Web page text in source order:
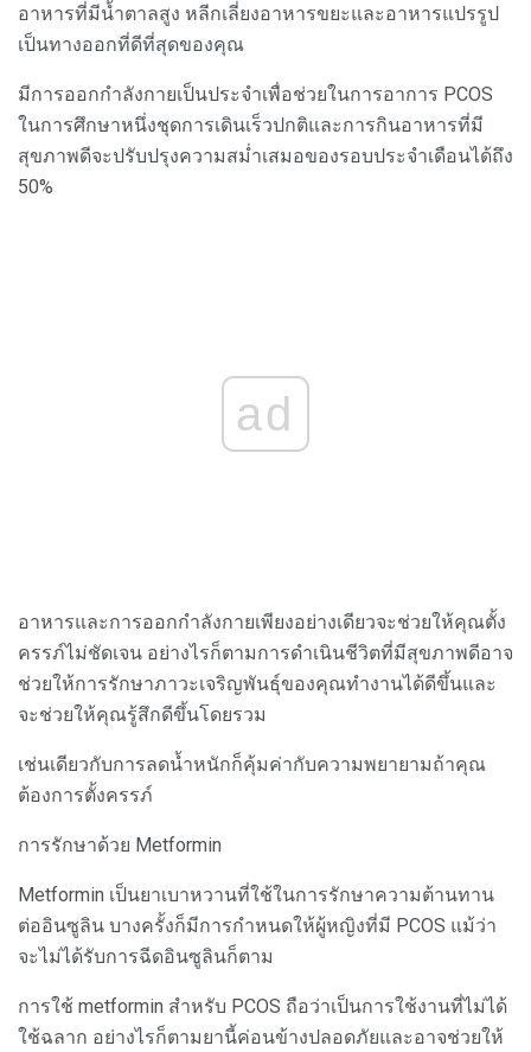
อาหารที่มีน้ำตาลสูง หลีกเลี่ยงอาหารขยะและอาหารแปรรูป
เป็นทางออกที่ดีที่สุดของคุณ
มีการออกกำลังกายเป็นประจำเพื่อช่วยในการอาการ PCOS
ในการศึกษาหนึ่งชุดการเดินเร็วปกติและการกินอาหารที่มี
สุขภาพดีจะปรับปรุงความสม่ำเสมอของรอบประจำเดือนได้ถึง
50%
ad
อาหารและการออกกำลังกายเพียงอย่างเดียวจะช่วยให้คุณตั้ง
ครรภ์ไม่ชัดเจน อย่างไรก็ตามการดำเนินชีวิตที่มีสุขภาพดีอาจ
ช่วยให้การรักษาภาวะเจริญพันธุ์ของคุณทำงานได้ดีขึ้นและ
จะช่วยให้คุณรู้สึกดีขึ้นโดยรวม
เช่นเดียวกับการลดน้ำหนักก็คุ้มค่ากับความพยายามถ้าคุณ
ต้องการตั้งครรภ์
การรักษาด้วย Metformin
Metformin เป็นยาเบาหวานที่ใช้ในการรักษาความต้านทาน
ต่ออินซูลิน บางครั้งก็มีการกำหนดให้ผู้หญิงที่มี PCOS แม้ว่า
จะไม่ได้รับการฉีดอินซูลินก็ตาม
การใช้ metformin สำหรับ PCOS ถือว่าเป็นการใช้งานที่ไม่ได้
ใช้ฉลาก อย่างไรก็ตามยานี้ค่อนข้างปลอดภัยและอาจช่วยให้